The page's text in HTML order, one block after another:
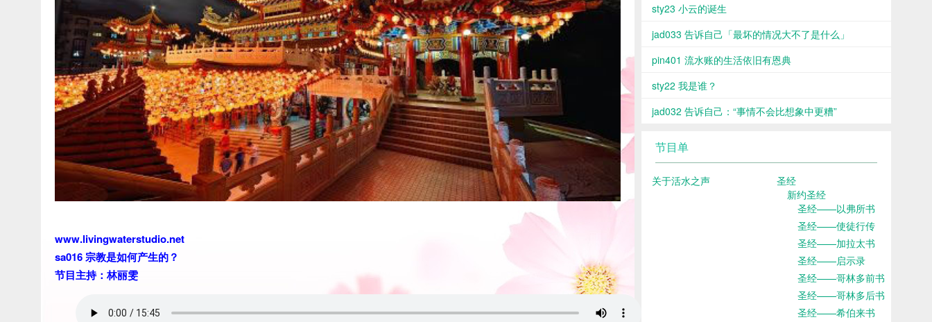
www.livingwaterstudio.net
sa016 宗教是如何产生的？
节目主持：林丽雯
sty23 小云的诞生
jad033 告诉自己「最坏的情况大不了是什么」
pin401 流水账的生活依旧有恩典
sty22 我是谁？
jad032 告诉自己：“事情不会比想象中更糟”
节目单
关于活水之声
圣经
新约圣经
圣经——以弗所书
圣经——使徒行传
圣经——加拉太书
圣经——启示录
圣经——哥林多前书
圣经——哥林多后书
圣经——希伯来书